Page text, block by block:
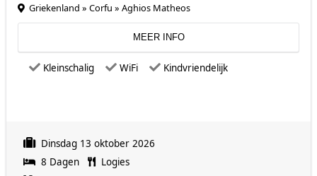
Griekenland » Corfu » Aghios Matheos
MEER INFO
Kleinschalig WiFi Kindvriendelijk
Dinsdag 13 oktober 2026
8 Dagen
Logies